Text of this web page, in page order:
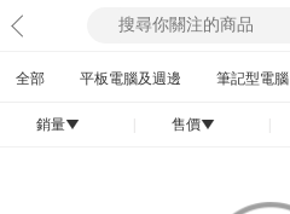
全部 平板電腦及週邊 筆記型電腦
銷量󰄢 售價󰄢